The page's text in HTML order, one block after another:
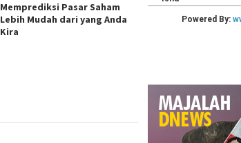
Memprediksi Pasar Saham
Lebih Mudah dari yang Anda
Kira